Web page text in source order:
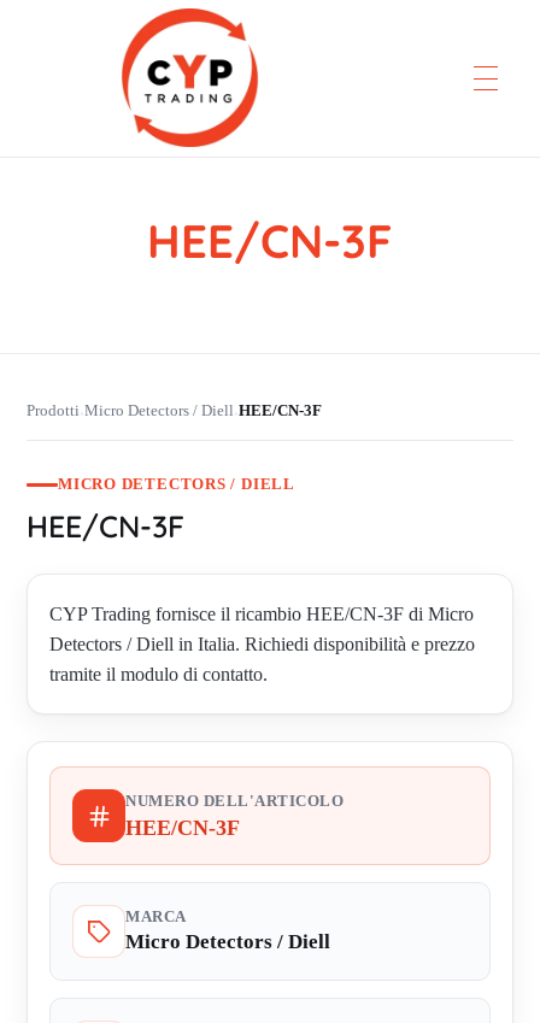
CYP Trading
HEE/CN-3F
Prodotti›Micro Detectors / Diell›HEE/CN-3F
MICRO DETECTORS / DIELL
HEE/CN-3F
CYP Trading fornisce il ricambio HEE/CN-3F di Micro
Detectors / Diell in Italia. Richiedi disponibilità e prezzo
tramite il modulo di contatto.
NUMERO DELL'ARTICOLO
HEE/CN-3F
MARCA
Micro Detectors / Diell